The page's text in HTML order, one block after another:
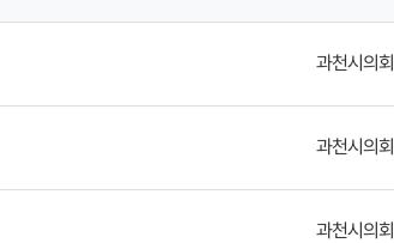
과천시의회
과천시의회
과천시의회